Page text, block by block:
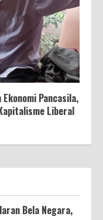
Pancasila,
Liberal
Bela Negara,